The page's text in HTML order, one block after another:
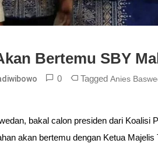
Bertemu SBY
0 TaggedAnies
bakal calon presiden dari Koalisi
akan bertemu dengan Ketua Majelis